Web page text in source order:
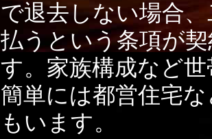
で退去しない場合
払うという条項が
す。家族構成など
簡単には都営住宅
もいます。